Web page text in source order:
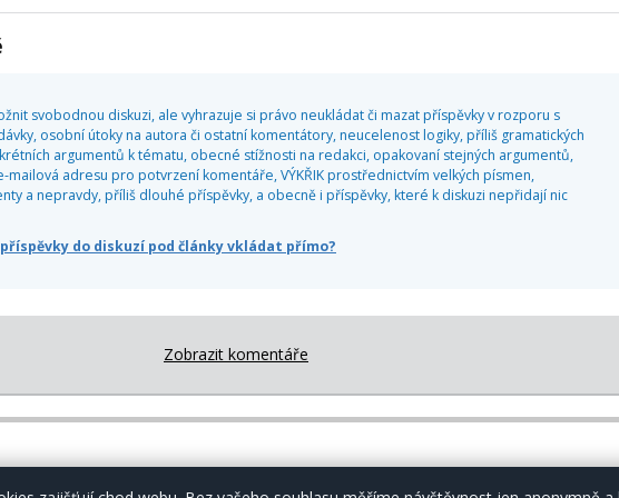
svobodnou diskuzi, ale vyhrazuje si právo neukládat či mazat příspěvky v rozporu s
osobní útoky na autora či ostatní komentátory, neucelenost logiky, příliš gramatických
argumentů k tématu, obecné stížnosti na redakci, opakovaní stejných argumentů,
adresu pro potvrzení komentáře, VÝKŘIK prostřednictvím velkých písmen,
a nepravdy, příliš dlouhé příspěvky, a obecně i příspěvky, které k diskuzi nepřidají nic
do diskuzí pod články vkládat přímo?
Zobrazit komentáře
Copyright (c) Christnet.eu 2000–2026- ISSN 1213-0877
Ochrana osobních údajů